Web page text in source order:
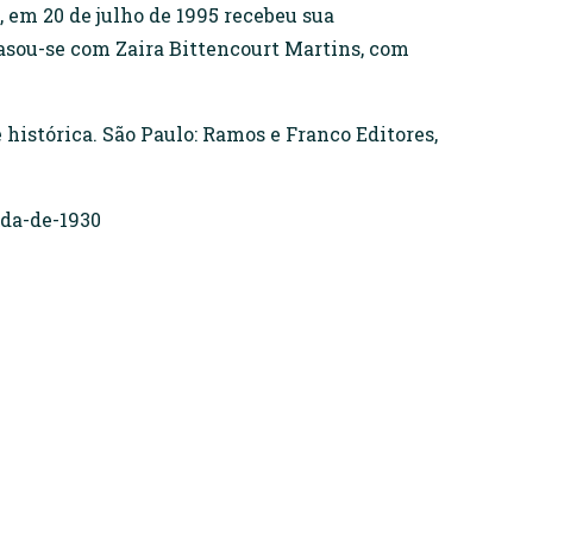
20 de julho de 1995 recebeu sua
se com Zaira Bittencourt Martins, com
São Paulo: Ramos e Franco Editores,
de-1930